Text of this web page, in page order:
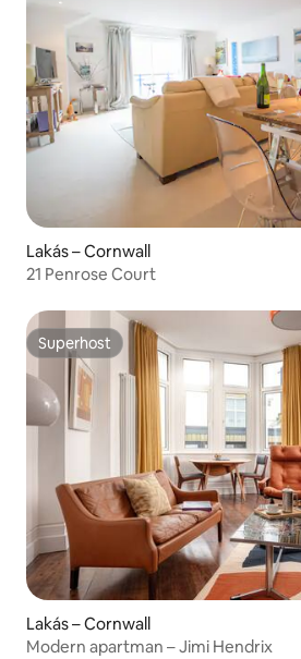
Lakás – Cornwall
21 Penrose Court
Superhost
Superhost
Lakás – Cornwall
Modern apartman – Jimi Hendrix